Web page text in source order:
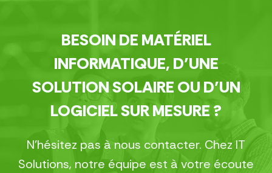
BESOIN DE MATÉRIEL
INFORMATIQUE, D’UNE
SOLUTION SOLAIRE OU D’UN
LOGICIEL SUR MESURE ?
N’hésitez pas à nous contacter. Chez IT
Solutions, notre équipe est à votre écoute